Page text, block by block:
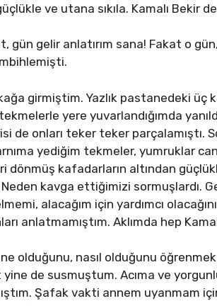
ve utana sıkıla. Kamalı Bekir
gün gelir anlatırım sana! Fakat o
girmiştim. Yazlık pastanedeki üç
yere yuvarlandığımda
de onları teker teker
yediğim tekmeler, yumruklar
kafadarların altından
Neden kavga ettiğimizi sormuşlardı.
alacağım için yardımcı
anlatmamıştım. Aklımda hep
olduğunu, nasıl olduğunu
de susmuştum. Acıma ve
Şafak vakti annem uyanmam